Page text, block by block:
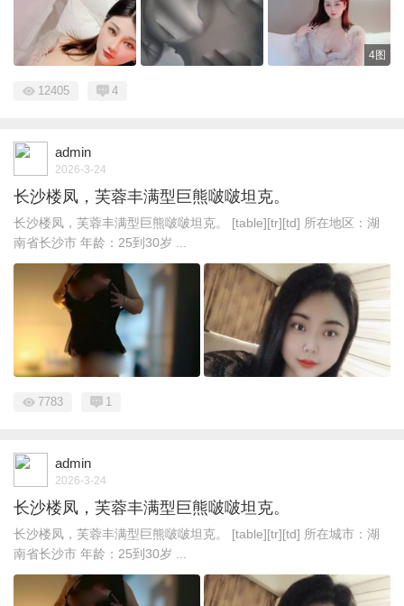
4图
12405 4
admin
2026-3-24
长沙楼凤，芙蓉丰满型巨熊啵啵坦克。
长沙楼凤，芙蓉丰满型巨熊啵啵坦克。 [table][tr][td] 所在地区：湖
南省长沙市 年龄：25到30岁 ...
7783 1
admin
2026-3-24
长沙楼凤，芙蓉丰满型巨熊啵啵坦克。
长沙楼凤，芙蓉丰满型巨熊啵啵坦克。 [table][tr][td] 所在城市：湖
南省长沙市 年龄：25到30岁 ...